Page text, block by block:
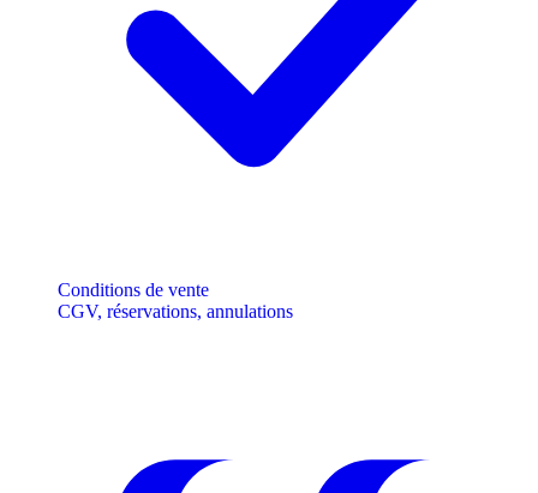
Conditions de vente
CGV, réservations, annulations